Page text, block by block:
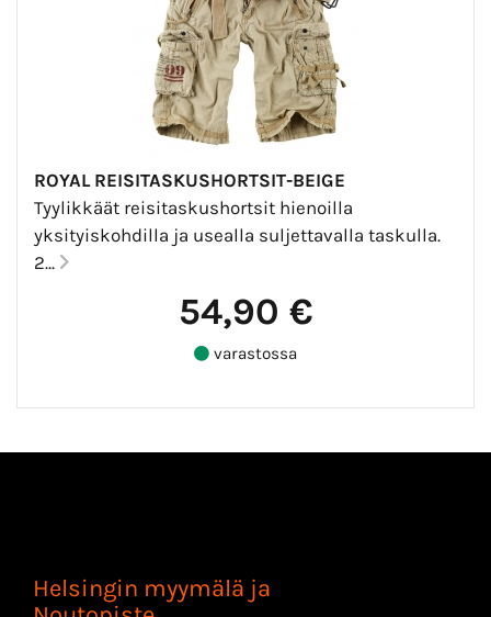
ROYAL REISITASKUSHORTSIT-BEIGE
Tyylikkäät reisitaskushortsit hienoilla
yksityiskohdilla ja usealla suljettavalla taskulla.
2...
54,90 €
varastossa
Helsingin myymälä ja